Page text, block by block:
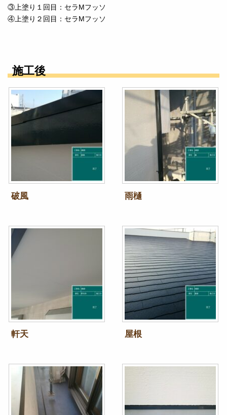
③上塗り１回目：セラMフッソ
④上塗り２回目：セラMフッソ
施工後
破風 雨樋
軒天 屋根